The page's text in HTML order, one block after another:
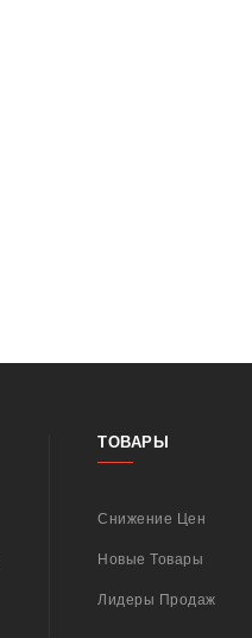
ТОВАРЫ
Снижение Цен
Новые Товары
Лидеры Продаж